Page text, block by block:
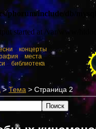
phorum/include/db/
started at /var/www/
:: концерты
::места::
:: библиотека
>Тема > Страница 2